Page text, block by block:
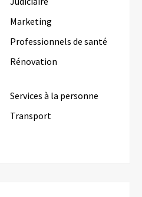
Marketing
Professionnels de santé
Rénovation
Services à la personne
Transport